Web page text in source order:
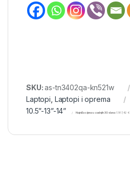
SKU:as-tn3402qa-kn521w
Laptopi Laptopi i oprema
10.5”-13”-14”
Najniža cijena u zadnjih 30 dana:1.187,42€